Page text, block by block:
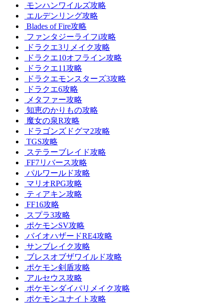
モンハンワイルズ攻略
エルデンリング攻略
Blades of Fire攻略
ファンタジーライフi攻略
ドラクエ3リメイク攻略
ドラクエ10オフライン攻略
ドラクエ11攻略
ドラクエモンスターズ3攻略
ドラクエ6攻略
メタファー攻略
知恵のかりもの攻略
魔女の泉R攻略
ドラゴンズドグマ2攻略
TGS攻略
ステラーブレイド攻略
FF7リバース攻略
パルワールド攻略
マリオRPG攻略
ティアキン攻略
FF16攻略
スプラ3攻略
ポケモンSV攻略
バイオハザードRE4攻略
サンブレイク攻略
ブレスオブザワイルド攻略
ポケモン剣盾攻略
アルセウス攻略
ポケモンダイパリメイク攻略
ポケモンユナイト攻略